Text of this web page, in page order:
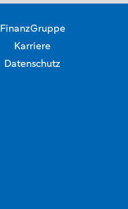
FinanzGruppe
Karriere
Datenschutz